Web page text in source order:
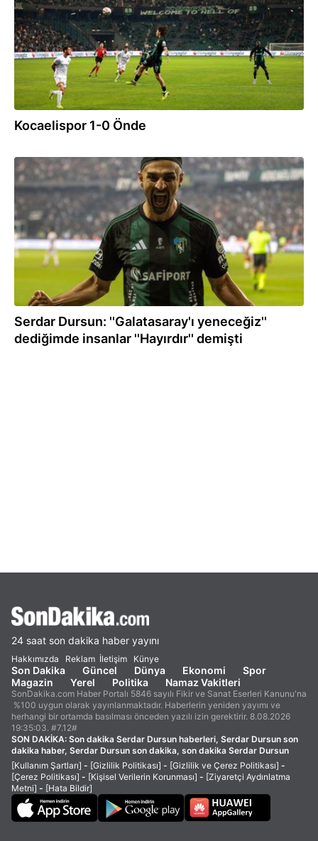
Kocaelispor 1-0 Önde
09.11.2025
Serdar Dursun: ''Galatasaray'ı yeneceğiz''
dediğimde insanlar ''Hayırdır'' demişti
24 saat son dakika haber yayını
Hakkımızda Reklam İletişim Künye
Son Dakika Güncel Dünya Ekonomi
Spor
Magazin
Yerel Politika Namaz Vakitleri
SonDakika.com Haber Portalı 5846 sayılı Fikir ve Sanat Eserleri Kanunu'na
%100 uygun olarak yayınlanmaktadır. Haberlerin yeniden yayımı ve
herhangi bir ortamda basılması önceden yazılı izin gerektirir. 8.08.2026
19:35:03. #7.12#
SON DAKİKA: Son dakika Serdar Dursun haberleri, Serdar Dursun son
dakika haber, Serdar Dursun son dakika, son dakika Serdar Dursun
[Kullanım Şartları] - [Gizlilik Politikası] - [Gizlilik ve Çerez Politikası] -
[Çerez Politikası] - [Kişisel Verilerin Korunması] - [Ziyaretçi Aydınlatma
Metni] - [Hata Bildir]